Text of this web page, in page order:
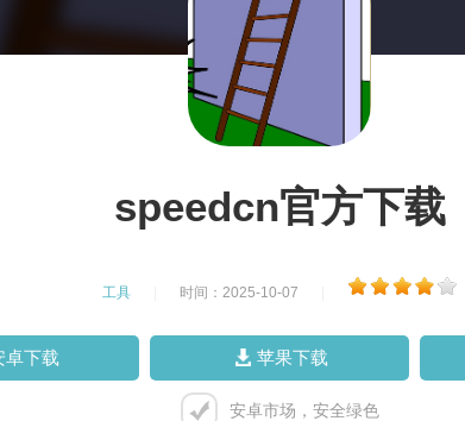
speedcn官方下载
工具 时间：2025-10-07
卓下载 苹果下载
安卓市场，安全绿色